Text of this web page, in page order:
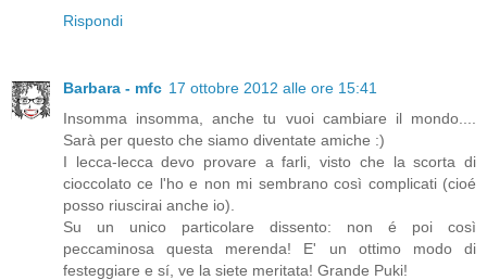
Rispondi
Barbara - mfc 17 ottobre 2012 alle ore 15:41
Insomma insomma, anche tu vuoi cambiare il mondo....
Sarà per questo che siamo diventate amiche :)
I lecca-lecca devo provare a farli, visto che la scorta di
cioccolato ce l'ho e non mi sembrano così complicati (cioé
posso riuscirai anche io).
Su un unico particolare dissento: non é poi così
peccaminosa questa merenda! E' un ottimo modo di
festeggiare e sí, ve la siete meritata! Grande Puki!